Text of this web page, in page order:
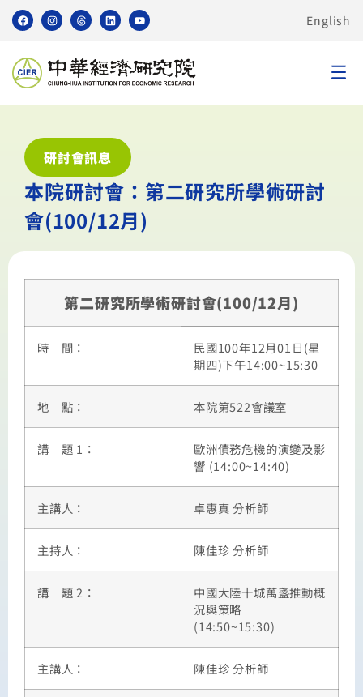
English
研討會訊息
本院研討會：第二研究所學術研討
會(100/12月)
第二研究所學術研討會(100/12月)
時 間：
民國100年12月01日(星
期四)下午14:00~15:30
地 點： 本院第522會議室
講 題 1：
歐洲債務危機的演變及影
響 (14:00~14:40)
主講人： 卓惠真 分析師
主持人： 陳佳珍 分析師
講 題 2：
中國大陸十城萬盞推動概
況與策略
(14:50~15:30)
主講人： 陳佳珍 分析師